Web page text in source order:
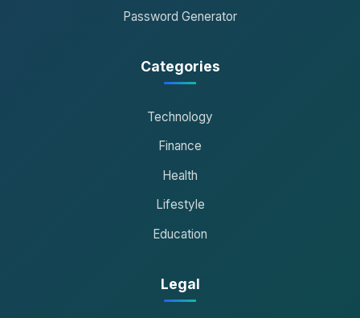
Password Generator
Categories
Technology
Finance
Health
Lifestyle
Education
Legal